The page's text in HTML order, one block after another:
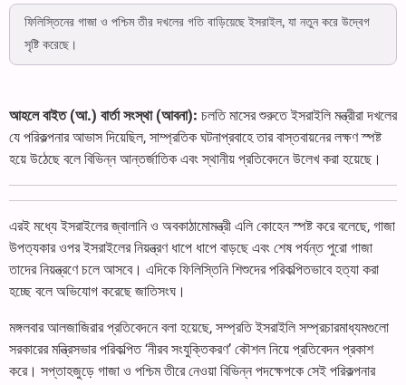
ফিলিস্তিনের গাজা ও পশ্চিম তীর দখলের গতি বাড়িয়েছে ইসরাইল, যা নতুন করে উদ্বেগ
সৃষ্টি করেছে।
আহলে বাইত (আ.) বার্তা সংস্থা (আবনা): চলতি মাসের শুরুতে ইসরাইলি মন্ত্রীরা দখলের
যে পরিকল্পনার আভাস দিয়েছিল, সাম্প্রতিক ঘটনাপ্রবাহে তার বাস্তবায়নের লক্ষণ স্পষ্ট
হয়ে উঠেছে বলে বিভিন্ন আন্তর্জাতিক এবং স্থানীয় প্রতিবেদনে উলে­খ করা হয়েছে।
এরই মধ্যে ইসরাইলের জ্বালানি ও অবকাঠামোমন্ত্রী এলি কোহেন স্পষ্ট করে বলেছে, গাজা
উপত্যকার ওপর ইসরাইলের নিয়ন্ত্রণ ধাপে ধাপে বাড়ছে এবং শেষ পর্যন্ত পুরো গাজা
তাদের নিয়ন্ত্রণে চলে আসবে। এদিকে ফিলিস্তিনি শিশুদের পরিকল্পিতভাবে হত্যা করা
হচ্ছে বলে অভিযোগ করেছে জাতিসংঘ।
মঙ্গলবার আলজাজিরার প্রতিবেদনে বলা হয়েছে, সম্প্রতি ইসরাইলি সম্প্রচারমাধ্যমগুলো
সরকারের মন্ত্রিসভার পরিকল্পিত ‘নীরব সংযুক্তিকরণ’ কৌশল নিয়ে প্রতিবেদন প্রকাশ
করে। সপ্তাহজুড়ে গাজা ও পশ্চিম তীরে নেওয়া বিভিন্ন পদক্ষেপকে সেই পরিকল্পনার